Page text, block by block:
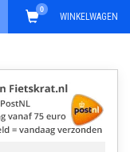
WINKELWAGEN
0